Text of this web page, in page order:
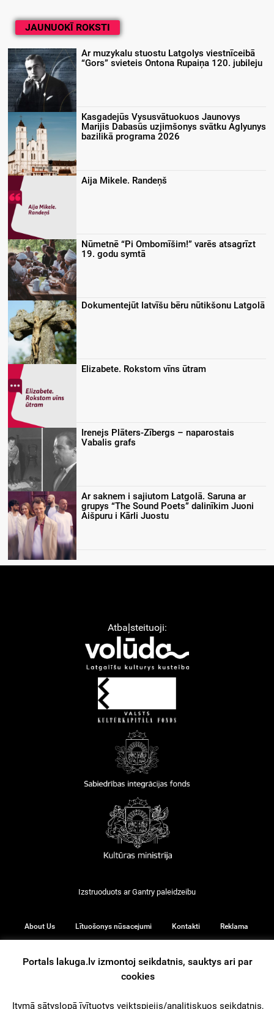
JAUNUOKĪ ROKSTI
Ar muzykalu stuostu Latgolys viestnīceibā
“Gors” svieteis Ontona Rupaiņa 120. jubileju
Kasgadejūs Vysusvātuokuos Jaunovys
Marijis Dabasūs uzjimšonys svātku Aglyunys
bazilikā programa 2026
Aija Mikele. Randeņš
Nūmetnē “Pi Ombomīšim!” varēs atsagrīzt
19. godu symtā
Dokumentejūt latvīšu bēru nūtikšonu Latgolā
Elizabete. Rokstom vīns ūtram
Irenejs Plāters-Zībergs – naparostais
Vabalis grafs
Ar saknem i sajiutom Latgolā. Saruna ar
grupys “The Sound Poets” dalinīkim Juoni
Aišpuru i Kārli Juostu
Atbaļsteituoji:
Izstruoduots arGantry paleidzeibu
About Us Lītuošonys nūsacejumi Kontakti Reklama
Portals lakuga.lv izmontoj seikdatnis, sauktys ari par
cookies
Itymā sātyslopā īvītuotys veiktspiejis/analitiskuos seikdatnis,